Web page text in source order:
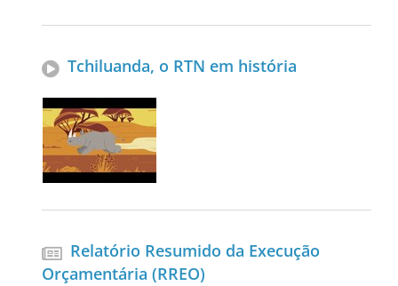
Tchiluanda, o RTN em história
Relatório Resumido da Execução
Orçamentária (RREO)